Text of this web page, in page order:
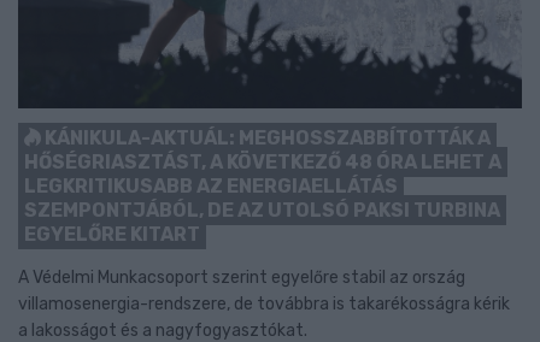
KÁNIKULA-AKTUÁL: MEGHOSSZABBÍTOTTÁK A
HŐSÉGRIASZTÁST, A KÖVETKEZŐ 48 ÓRA LEHET A
LEGKRITIKUSABB AZ ENERGIAELLÁTÁS
SZEMPONTJÁBÓL, DE AZ UTOLSÓ PAKSI TURBINA
EGYELŐRE KITART
A Védelmi Munkacsoport szerint egyelőre stabil az ország
villamosenergia-rendszere, de továbbra is takarékosságra kérik
a lakosságot és a nagyfogyasztókat.